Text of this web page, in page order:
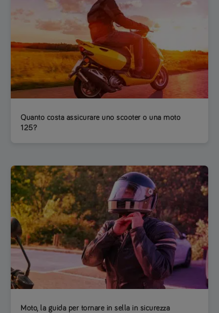
Quanto costa assicurare uno scooter o una moto
125?
Moto, la guida per tornare in sella in sicurezza